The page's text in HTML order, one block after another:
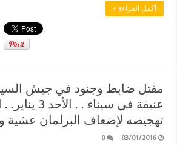
أكمل القراءة »
مقتل ضابط وجنود في جيش
عنيفة في
تهجيصه لإضعاف البرلمان عشية
03/01/2016
0